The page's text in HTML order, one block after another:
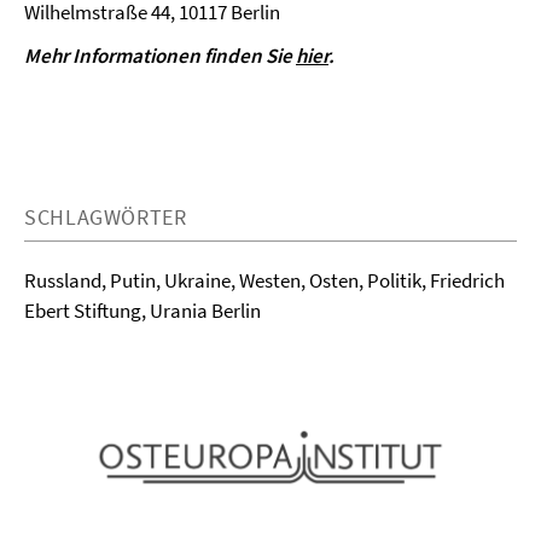
Wilhelmstraße 44, 10117 Berlin
Mehr Informationen finden Siehier.
SCHLAGWÖRTER
Russland, Putin, Ukraine, Westen, Osten, Politik, Friedrich
Ebert Stiftung, Urania Berlin